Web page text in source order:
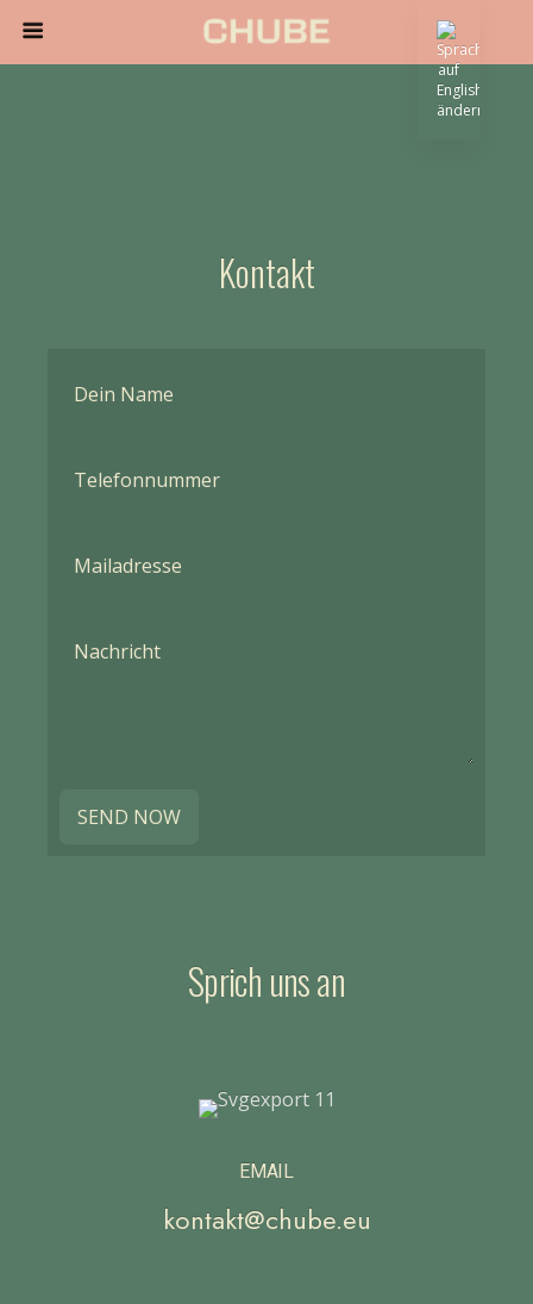
Kontakt
SEND NOW
Sprich uns an
EMAIL
kontakt@chube.eu